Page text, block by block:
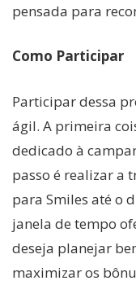
pensada para
Como Participar
Participar dessa
ágil. A primeira
dedicado à
passo é realizar a
para Smiles até o
janela de tempo
deseja planejar
maximizar os